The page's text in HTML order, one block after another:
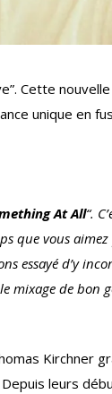
Cette
unique en
At All“.
que vous
essayé d’y
mixage de bon
Kirchner
leurs